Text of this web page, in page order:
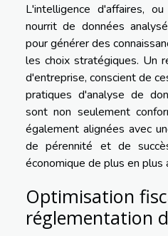
L'intelligence d'affaires,
nourrit de données
pour générer des
les choix stratégiques. Un
d'entreprise, conscient de
pratiques d'analyse de
sont non seulement
également alignées avec
de pérennité et de
économique de plus en plus
Optimisation
réglementation